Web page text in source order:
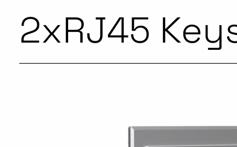
2xRJ45